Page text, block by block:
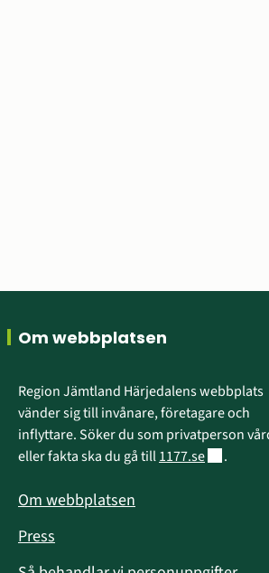
Sidfot
Om webbplatsen
Region Jämtland Härjedalens webbplats
vänder sig till invånare, företagare och
inflyttare. Söker du som privatperson
eller fakta ska du gå till 1177.seLänk till
.
Om webbplatsen
Press